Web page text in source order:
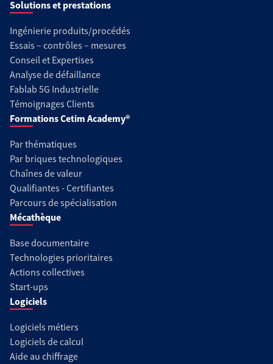
Solutions et prestations
Ingénierie produits/procédés
Essais – contrôles – mesures
Conseil et Expertises
Analyse de défaillance
Fablab 5G Industrielle
Témoignages Clients
Formations Cetim Academy®
Par thématiques
Par briques technologiques
Chaînes de valeur
Qualifiantes - Certifiantes
Parcours de spécialisation
Mécathèque
Base documentaire
Technologies prioritaires
Actions collectives
Start-ups
Logiciels
Logiciels métiers
Logiciels de calcul
Aide au chiffrage